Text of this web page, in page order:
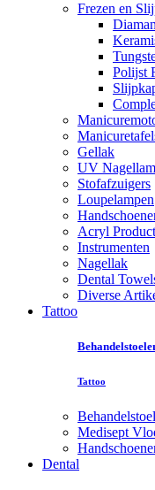
Frezen en
Polijst
Gellak
UV
Stofafzuigers
Loupelampen
Acryl
Instrumenten
Nagellak
Dental
Diverse
Tattoo
Tattoo
Medisept
Dental